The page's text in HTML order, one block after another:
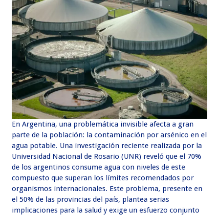
En Argentina, una problemática invisible afecta a gran
parte de la población: la contaminación por arsénico en el
agua potable. Una investigación reciente realizada por la
Universidad Nacional de Rosario (UNR) reveló que el 70%
de los argentinos consume agua con niveles de este
compuesto que superan los límites recomendados por
organismos internacionales. Este problema, presente en
el 50% de las provincias del país, plantea serias
implicaciones para la salud y exige un esfuerzo conjunto